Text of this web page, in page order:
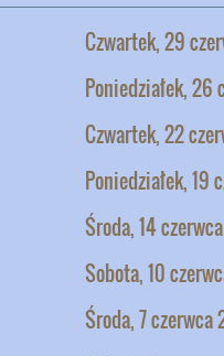
Czwartek, 29
Poniedziałek, 26
Czwartek, 22
Poniedziałek, 19
Środa, 14
Sobota, 10
Środa, 7 czerwca